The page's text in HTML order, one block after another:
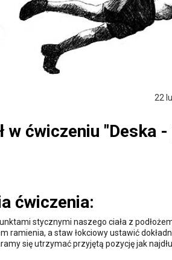
22
w ćwiczeniu "Deska
ćwiczenia:
stycznymi naszego ciała z
a staw łokciowy ustawić
się utrzymać przyjętą pozycję jak